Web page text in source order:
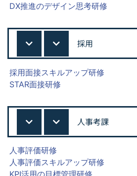
DX推進のデザイン思考研修
採用
採用面接スキルアップ研修
STAR面接研修
人事考課
人事評価研修
人事評価スキルアップ研修